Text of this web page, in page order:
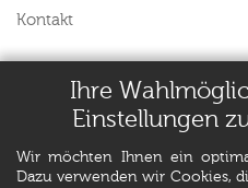
Ihre
Einstellungen
Wir möchten Ihnen ein
Dazu verwenden wir Cookies,
Kontakt